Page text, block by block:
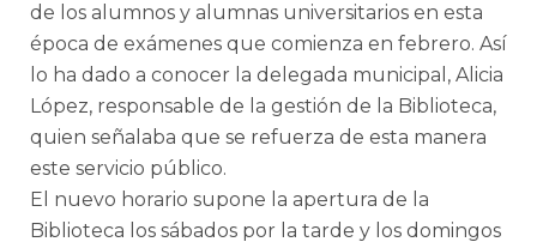
de los alumnos y alumnas universitarios en esta
época de exámenes que comienza en febrero. Así
lo ha dado a conocer la delegada municipal, Alicia
López, responsable de la gestión de la Biblioteca,
quien señalaba que se refuerza de esta manera
este servicio público.
El nuevo horario supone la apertura de la
Biblioteca los sábados por la tarde y los domingos